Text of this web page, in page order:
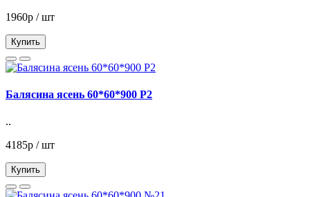
1960р / шт
Купить
Балясина ясень 60*60*900 Р2
..
4185р / шт
Купить